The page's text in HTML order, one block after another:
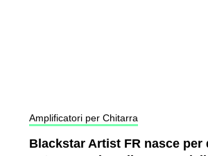
Amplificatori per Chitarra
Blackstar Artist FR nasce per